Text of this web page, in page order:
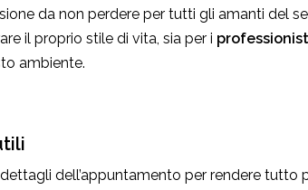
da non perdere per tutti gli amanti del
il proprio stile di vita, sia per i
ambiente.
dell’appuntamento per rendere tutto